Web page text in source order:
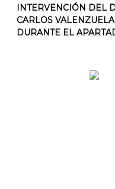
INTERVENCIÓN DEL
CARLOS
DURANTE EL